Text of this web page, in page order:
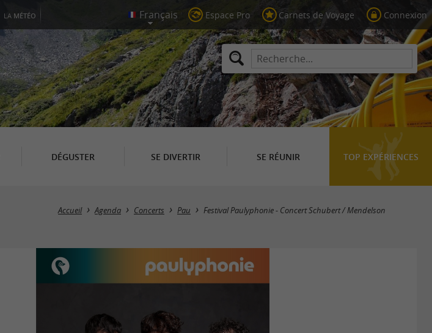
LA MÉTÉO Espace Pro Carnets de Voyage Connexion
DÉGUSTER SE DIVERTIR SE RÉUNIR TOP EXPÉRIENCES
Accueil Agenda Concerts Pau Festival Paulyphonie - Concert Schubert / Mendelson